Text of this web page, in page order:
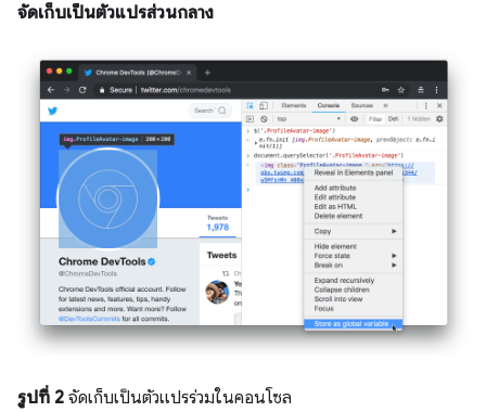
จัดเก็บเป็นตัวแปรส่วนกลาง
รูปที่ 2 จัดเก็บเป็นตัวแปรร่วมในคอนโซล